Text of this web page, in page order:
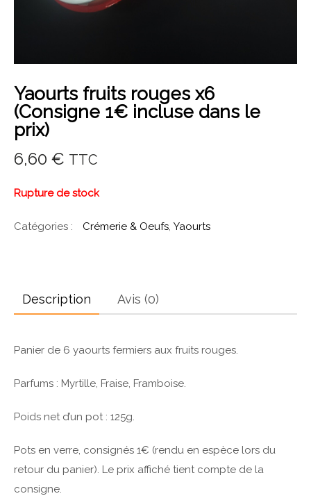
Yaourts fruits rouges x6
(Consigne 1€ incluse dans le
prix)
6,60 € TTC
Rupture de stock
Catégories : Crémerie & Oeufs, Yaourts
Description Avis (0)
Panier de 6 yaourts fermiers aux fruits rouges.
Parfums : Myrtille, Fraise, Framboise.
Poids net d’un pot : 125g.
Pots en verre, consignés 1€ (rendu en espèce lors du
retour du panier). Le prix affiché tient compte de la
consigne.